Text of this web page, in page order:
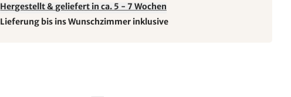
Hergestellt & geliefert in ca. 5 - 7 Wochen
Lieferung bis ins Wunschzimmer inklusive